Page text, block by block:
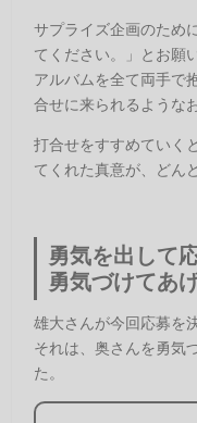
サプライズ企画のため
てください。」とお願
アルバムを全て両手で
合せに来られるような
打合せをすすめていく
てくれた真意が、どん
勇気を出して
勇気づけてあ
雄大さんが今回応募を
それは、奥さんを勇気
た。